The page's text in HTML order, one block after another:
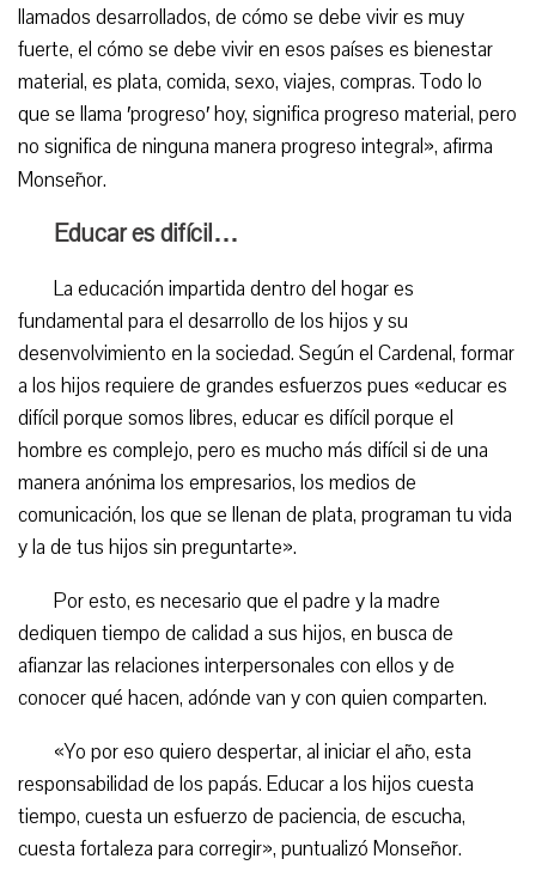
llamados desarrollados, de cómo se debe vivir es muy
fuerte, el cómo se debe vivir en esos países es bienestar
material, es plata, comida, sexo, viajes, compras. Todo lo
que se llama ′progreso′ hoy, significa progreso material, pero
no significa de ninguna manera progreso integral», afirma
Monseñor.
Educar es difícil…
La educación impartida dentro del hogar es
fundamental para el desarrollo de los hijos y su
desenvolvimiento en la sociedad. Según el Cardenal, formar
a los hijos requiere de grandes esfuerzos pues «educar es
difícil porque somos libres, educar es difícil porque el
hombre es complejo, pero es mucho más difícil si de una
manera anónima los empresarios, los medios de
comunicación, los que se llenan de plata, programan tu vida
y la de tus hijos sin preguntarte».
Por esto, es necesario que el padre y la madre
dediquen tiempo de calidad a sus hijos, en busca de
afianzar las relaciones interpersonales con ellos y de
conocer qué hacen, adónde van y con quien comparten.
«Yo por eso quiero despertar, al iniciar el año, esta
responsabilidad de los papás. Educar a los hijos cuesta
tiempo, cuesta un esfuerzo de paciencia, de escucha,
cuesta fortaleza para corregir», puntualizó Monseñor.